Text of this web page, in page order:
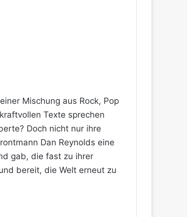
Mischung aus Rock, Pop
Texte sprechen
Doch nicht nur ihre
Dan Reynolds eine
gab, die fast zu ihrer
bereit, die Welt erneut zu